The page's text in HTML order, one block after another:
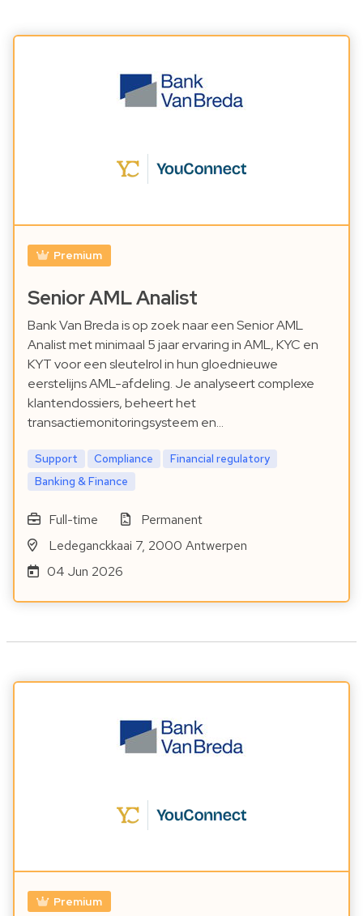
Premium
Senior AML Analist
Bank Van Breda is op zoek naar een Senior AML
Analist met minimaal 5 jaar ervaring in AML, KYC en
KYT voor een sleutelrol in hun gloednieuwe
eerstelijns AML-afdeling. Je analyseert complexe
klantendossiers, beheert het
transactiemonitoringsysteem en…
Support Compliance
Financial regulatory
Banking & Finance
Full-time
Permanent
Ledeganckkaai 7, 2000 Antwerpen
04 Jun 2026
Premium